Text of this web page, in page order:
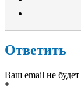
Ответить
Ваш email не